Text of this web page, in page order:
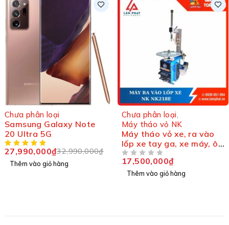
-15%
Chưa phân loại
Samsung Galaxy Note
20 Ultra 5G
32,990,000₫
27,990,000₫
Thêm vào giỏ hàng
Chưa phân loại,
Máy tháo vỏ NK
Máy tháo vỏ xe, ra vào
lốp xe tay ga, xe máy, ô
tô, xe tải NK NK218E
17,500,000₫
Thêm vào giỏ hàng